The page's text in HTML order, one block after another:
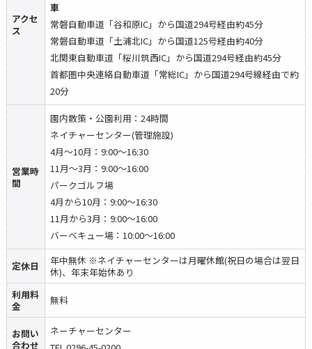
アクセ
ス
車
常磐自動車道「谷和原IC」から国道294号経由約45分
常磐自動車道「土浦北IC」から国道125号経由約40分
北関東自動車道「桜川筑西IC」から国道294号経由約45分
首都圏中央連絡自動車道「常総IC」から国道294号線経由で約
20分
営業時
間
園内散策・公園利用：24時間
ネイチャーセンター(管理施設)
4月〜10月：9:00〜16:30
11月〜3月：9:00〜16:00
パークゴルフ場
4月から10月：9:00～16:30
11月から3月：9:00～16:00
バーベキュー場：10:00～16:00
定休日
年中無休 ※ネイチャーセンターは月曜休館(祝日の場合は翌日
休)、年末年始休あり
利用料
金
無料
お問い
合わせ
ネーチャーセンター